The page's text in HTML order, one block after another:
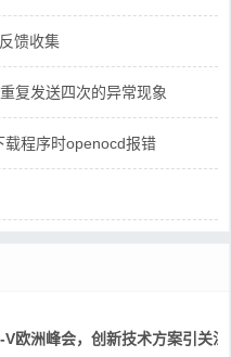
馈收集
复发送四次的异常现象
程序时openocd报错
欧洲峰会，创新技术方案引关注